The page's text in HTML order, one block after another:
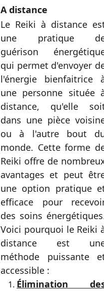
A distance
Le Reiki à distance
une pratique
guérison
qui permet d'envoyer
l'énergie bienfaitrice
une personne située
distance, qu'elle
dans une pièce
ou à l'autre bout
monde. Cette forme
Reiki offre de
avantages et peut
une option pratique
efficace pour
des soins
Voici pourquoi le Reiki
distance est
méthode puissante
accessible :
Élimination